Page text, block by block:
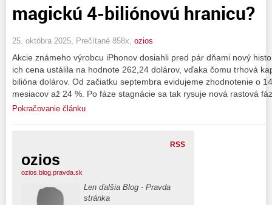
magickú 4-biliónovú hranicu?
25. októbra 2025, Prečítané 858x, ozios
Akcie známeho výrobcu iPhonov dosiahli pred pár dňami nový
ich cena ustálila na hodnote 262,24 dolárov, vďaka čomu trhová
bilióna dolárov. Od začiatku septembra evidujeme zhodnotenie o
mesiacov až 24 %. Po fáze stagnácie sa tak rysuje nová rastová
Pokračovanie článku
RSS
ozios
ozios.blog.pravda.sk
Len ďalšia Blog - Pravda
stránka